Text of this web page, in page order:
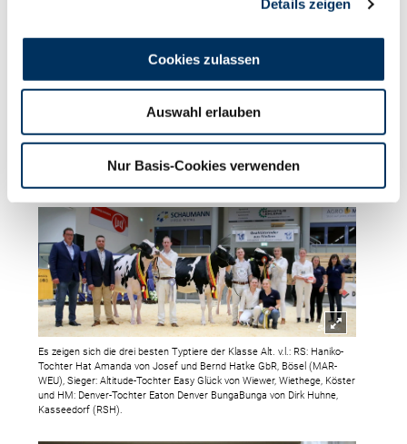
Details zeigen
Cookies zulassen
Auswahl erlauben
Nur Basis-Cookies verwenden
der Stallgasse angestoßen.
Es zeigen sich die drei besten Typtiere der Klasse Alt. v.l.: RS: Haniko-
Tochter Hat Amanda von Josef und Bernd Hatke GbR, Bösel (MAR-
WEU), Sieger: Altitude-Tochter Easy Glück von Wiewer, Wiethege, Köster
und HM: Denver-Tochter Eaton Denver BungaBunga von Dirk Huhne,
Kasseedorf (RSH).